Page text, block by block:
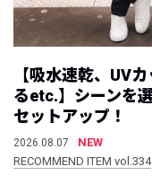
【吸水速乾、UV
るetc.】シーンを
セットアップ！
2026.08.07
NEW
RECOMMEND ITEM vol.334